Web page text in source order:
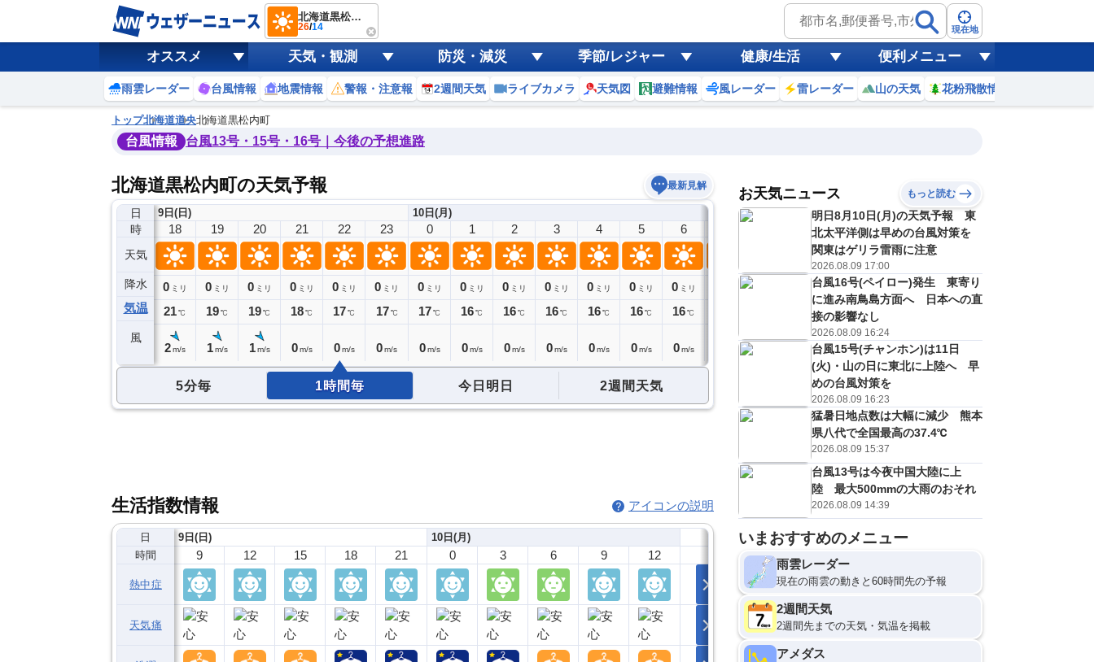
北海道黒松内町
26/14 現在地
オススメ 天気・観測 防災・減災 季節/レジャー 健康/生活 便利メニュー
雨雲レーダー 台風情報 地震情報 警報・注意報 2週間天気 ライブカメラ 天気図 避難情報 風レーダー 雷レーダー 山の天気 花粉飛散情報
トップ北海道道央北海道黒松内町
台風情報 台風13号・15号・16号｜今後の予想進路
北海道黒松内町の天気予報 最新見解
日
時
天気
降水
気温
風
9日(日)
17
0ミリ
23℃
18
0 ミリ
21℃
2 m/s
19
0 ミリ
19℃
1 m/s
20
0 ミリ
19℃
1 m/s
21
0 ミリ
18℃
0 m/s
22
0 ミリ
17℃
0 m/s
23
0 ミリ
17 ℃
0m/s
10日(月)
0
0 ミリ
17℃
0 m/s
1
0 ミリ
16℃
0 m/s
2
0 ミリ
16℃
0 m/s
3
0 ミリ
16℃
0 m/s
4
0 ミリ
16℃
0 m/s
5
0 ミリ
16℃
0 m/s
6
0 ミリ
16℃
0 m/s
9
ミリ
23℃
m/s
10
0 ミリ
24℃
3m/s
11
0ミリ
4m/s
12
0ミリ
4m/s
0ミリ
5分毎 1時間毎 今日明日 2週間天気
生活指数情報 アイコンの説明
日
時間
熱中症
天気痛
9日(日)
9 12 15 18 21
10日(月)
0 3 6 9 12
お天気ニュース もっと読む
明日8月10日(月)の天気予報 東
北太平洋側は早めの台風対策を
関東はゲリラ雷雨に注意
2026.08.09 17:00
台風16号(ペイロー)発生 東寄り
に進み南鳥島方面へ 日本への直
接の影響なし
2026.08.09 16:24
台風15号(チャンホン)は11日
(火)・山の日に東北に上陸へ 早
めの台風対策を
2026.08.09 16:23
猛暑日地点数は大幅に減少 熊本
県八代で全国最高の37.4℃
2026.08.09 15:37
台風13号は今夜中国大陸に上
陸 最大500mmの大雨のおそれ
2026.08.09 14:39
いまおすすめのメニュー
雨雲レーダー
現在の雨雲の動きと60時間先の予報
2週間天気
2週間先までの天気・気温を掲載
アメダス